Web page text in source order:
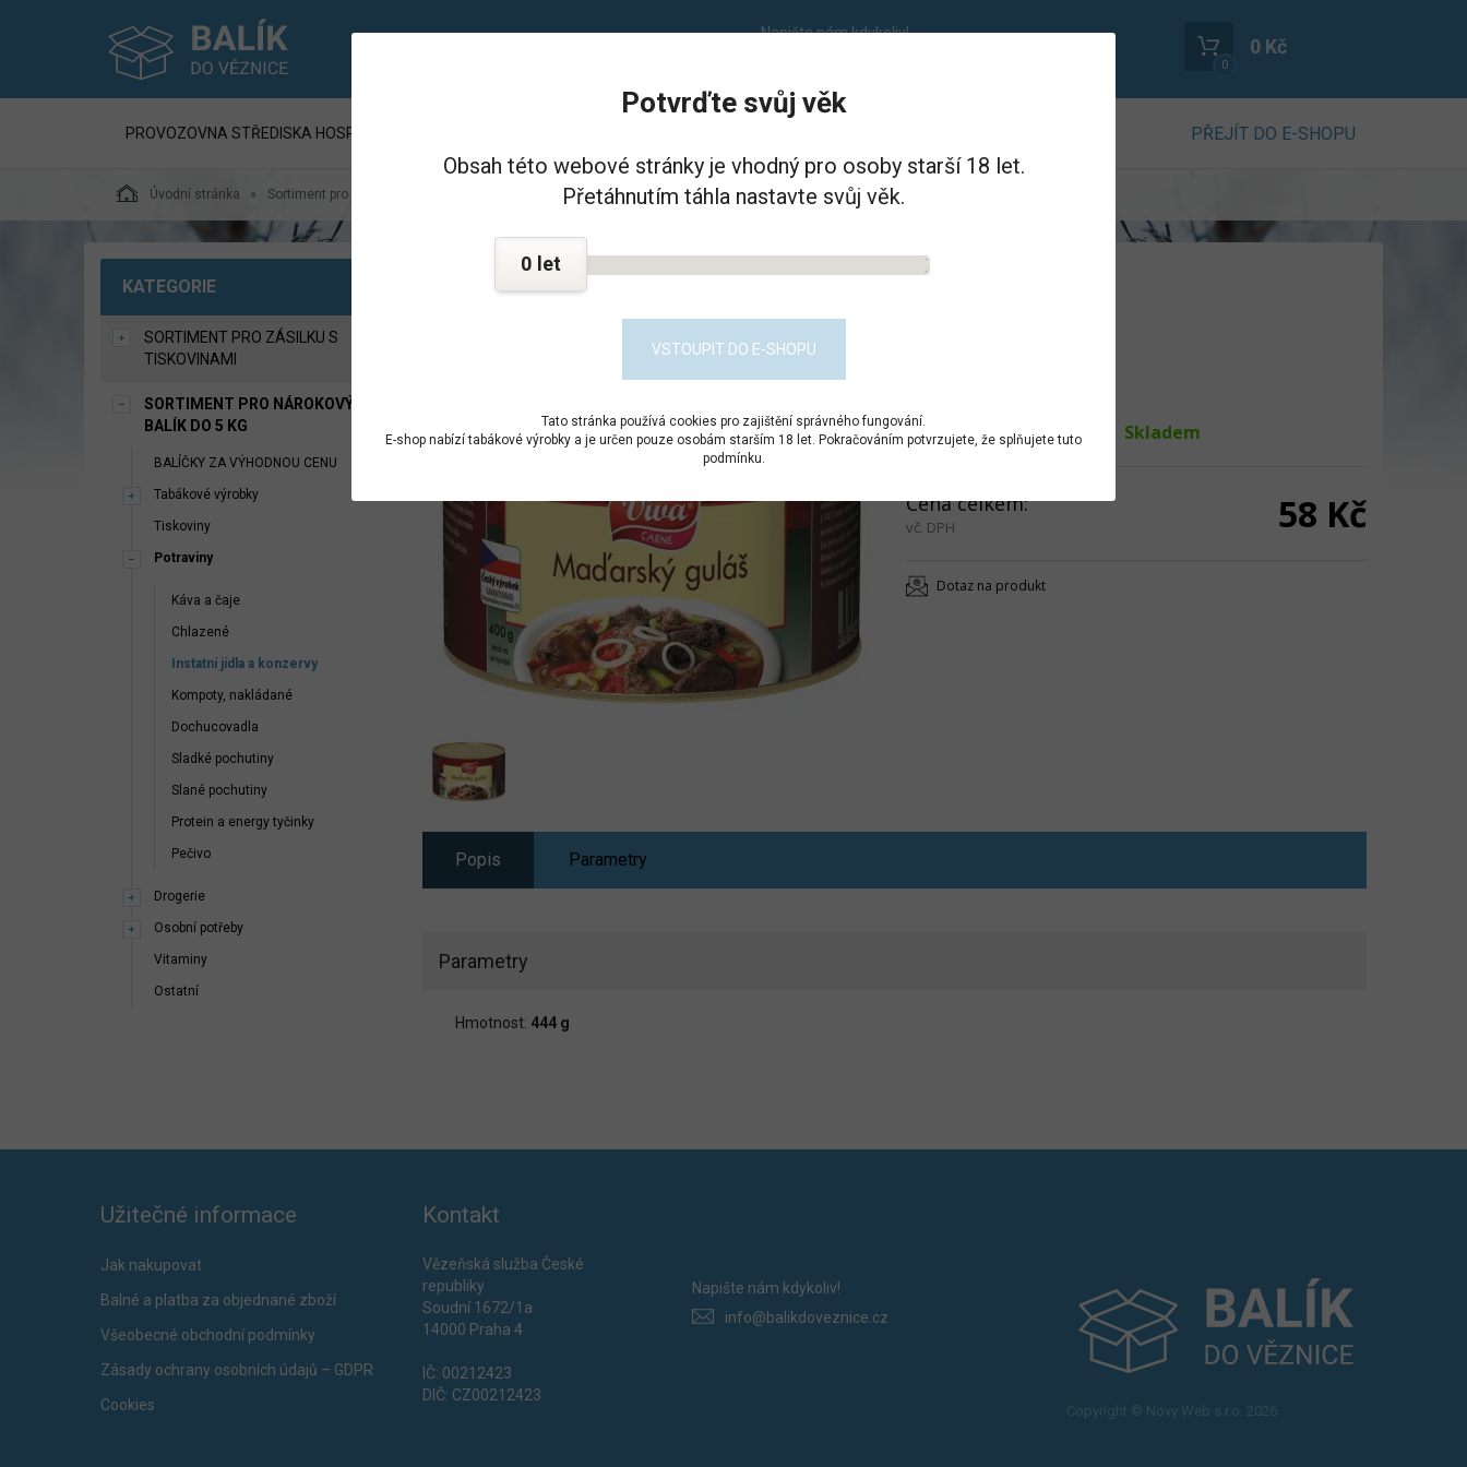
Napište nám kdykoliv!
0
0 Kč
PROVOZOVNA STŘEDISKA HOSPODÁŘSKÉ ČINNNOSTI VĚZNICE - PSHČ PŘEJÍT DO E-SHOPU
Úvodní stránka Sortiment pro Nárokový balík do 5 kg Potraviny Instatní jídla a konzervy Maďarský guláš
KATEGORIE
SORTIMENT PRO ZÁSILKU S
TISKOVINAMI
SORTIMENT PRO NÁROKOVÝ
BALÍK DO 5 KG
BALÍČKY ZA VÝHODNOU CENU
Tabákové výrobky
Tiskoviny
Potraviny
Káva a čaje
Chlazené
Instatní jídla a konzervy
Kompoty, nakládané
Dochucovadla
Sladké pochutiny
Slané pochutiny
Protein a energy tyčinky
Pečivo
Drogerie
Osobní potřeby
Vitaminy
Ostatní
MAĎARSKÝ GULÁŠ
Dostupnost
Skladem
Cena celkem:
vč. DPH 58 Kč
Dotaz na produkt
Popis Parametry
Parametry
Hmotnost: 444 g
Užitečné informace
Jak nakupovat
Balné a platba za objednané zboží
Všeobecné obchodní podmínky
Zásady ochrany osobních údajů – GDPR
Cookies
Kontakt
Vězeňská služba České
republiky
Soudní 1672/1a
14000 Praha 4
IČ: 00212423
DIČ: CZ00212423
Napište nám kdykoliv!
info@balikdoveznice.cz
Copyright © Novy Web s.r.o. 2026
Potvrďte svůj věk
Obsah této webové stránky je vhodný pro osoby starší 18 let.
Přetáhnutím táhla nastavte svůj věk.
0
VSTOUPIT DO E-SHOPU
Tato stránka používá cookies pro zajištění správného fungování.
E-shop nabízí tabákové výrobky a je určen pouze osobám starším 18 let. Pokračováním potvrzujete, že splňujete tuto
podmínku.